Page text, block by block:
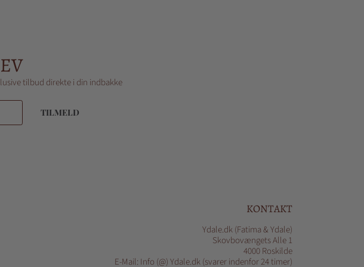
tilbud direkte i din indbakke
TILMELD
KONTAKT
Ydale.dk (Fatima & Ydale)
Skovbovængets Alle 1
4000 Roskilde
E-Mail: Info (@) Ydale.dk (svarer indenfor 24 timer)